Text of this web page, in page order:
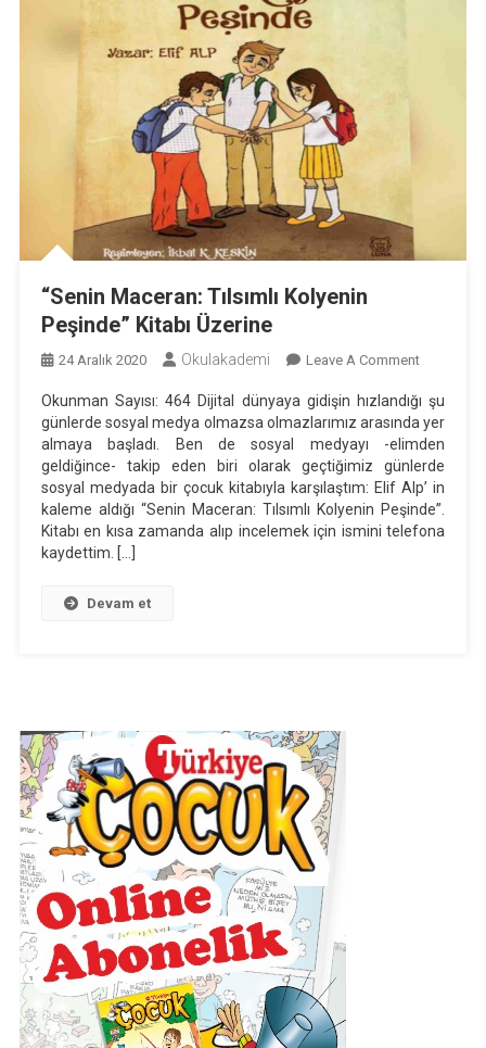
“Senin Maceran: Tılsımlı Kolyenin
Peşinde” Kitabı Üzerine
24 Aralık 2020 Okulakademi Leave A CommentOn
Maceran:
Tılsımlı
Kolyenin
Peşinde”
Kitabı
Üzerine
Okunman Sayısı: 464 Dijital dünyaya gidişin hızlandığı şu
günlerde sosyal medya olmazsa olmazlarımız arasında yer
almaya başladı. Ben de sosyal medyayı -elimden
geldiğince- takip eden biri olarak geçtiğimiz günlerde
sosyal medyada bir çocuk kitabıyla karşılaştım: Elif Alp’ in
kaleme aldığı “Senin Maceran: Tılsımlı Kolyenin Peşinde”.
Kitabı en kısa zamanda alıp incelemek için ismini telefona
kaydettim. […]
Devam et